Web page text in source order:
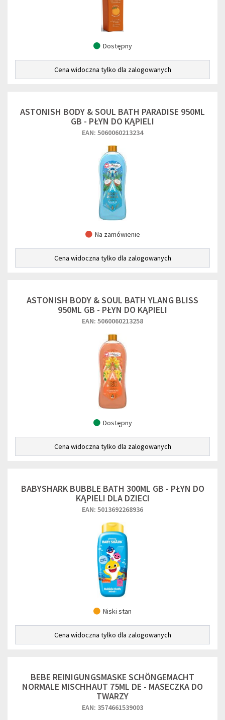
Dostępny
Cena widoczna tylko dla zalogowanych
ASTONISH BODY & SOUL BATH PARADISE 950ML
GB - PŁYN DO KĄPIELI
EAN: 5060060213234
Na zamówienie
Cena widoczna tylko dla zalogowanych
ASTONISH BODY & SOUL BATH YLANG BLISS
950ML GB - PŁYN DO KĄPIELI
EAN: 5060060213258
Dostępny
Cena widoczna tylko dla zalogowanych
BABYSHARK BUBBLE BATH 300ML GB - PŁYN DO
KĄPIELI DLA DZIECI
EAN: 5013692268936
Niski stan
Cena widoczna tylko dla zalogowanych
BEBE REINIGUNGSMASKE SCHÖNGEMACHT
NORMALE MISCHHAUT 75ML DE - MASECZKA DO
TWARZY
EAN: 3574661539003